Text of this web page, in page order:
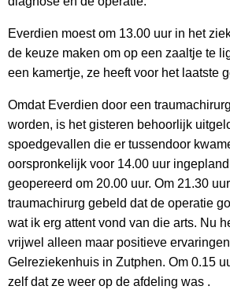
Everdien moest om 13.00 uur in het
de keuze maken om op een zaaltje te
een kamertje, ze heeft voor het laatste
Omdat Everdien door een
worden, is het gisteren behoorlijk
spoedgevallen die er tussendoor
oorspronkelijk voor 14.00 uur
geopereerd om 20.00 uur. Om 21.30
traumachirurg gebeld dat de operatie
wat ik erg attent vond van die arts. Nu
vrijwel alleen maar positieve
Gelreziekenhuis in Zutphen. Om 0.15
zelf dat ze weer op de afdeling was .